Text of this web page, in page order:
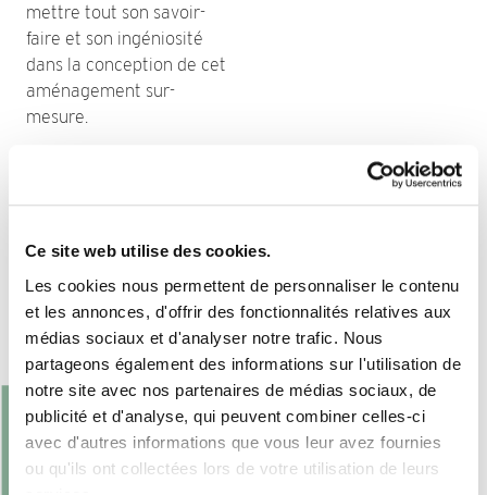
Ce site web utilise des cookies.
Les cookies nous permettent de personnaliser le contenu
et les annonces, d'offrir des fonctionnalités relatives aux
médias sociaux et d'analyser notre trafic. Nous
partageons également des informations sur l'utilisation de
notre site avec nos partenaires de médias sociaux, de
publicité et d'analyse, qui peuvent combiner celles-ci
avec d'autres informations que vous leur avez fournies
ou qu'ils ont collectées lors de votre utilisation de leurs
mettre tout son savoir-
faire et son ingéniosité
dans la conception de cet
aménagement sur-
mesure.
Toutes les inspirations